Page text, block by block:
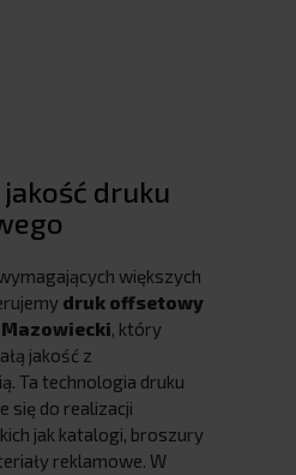
druku
większych
druk offsetowy
, który
jakość z
Ta technologia druku
się do realizacji
jak katalogi, broszury
reklamowe. W